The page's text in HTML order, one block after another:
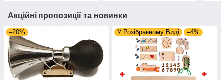
Акційні пропозиції та новинки
–20% У Розібранному Виді –4%